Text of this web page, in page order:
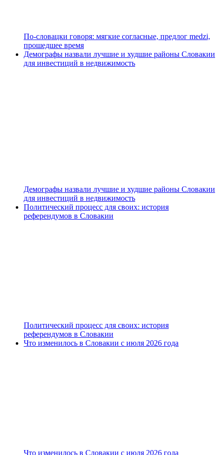
По-словацки говоря: мягкие согласные, предлог medzi,
прошедшее время
Демографы назвали лучшие и худшие районы Словакии
для инвестиций в недвижимость
Демографы назвали лучшие и худшие районы Словакии
для инвестиций в недвижимость
Политический процесс для своих: история
референдумов в Словакии
Политический процесс для своих: история
референдумов в Словакии
Что изменилось в Словакии с июля 2026 года
Что изменилось в Словакии с июля 2026 года